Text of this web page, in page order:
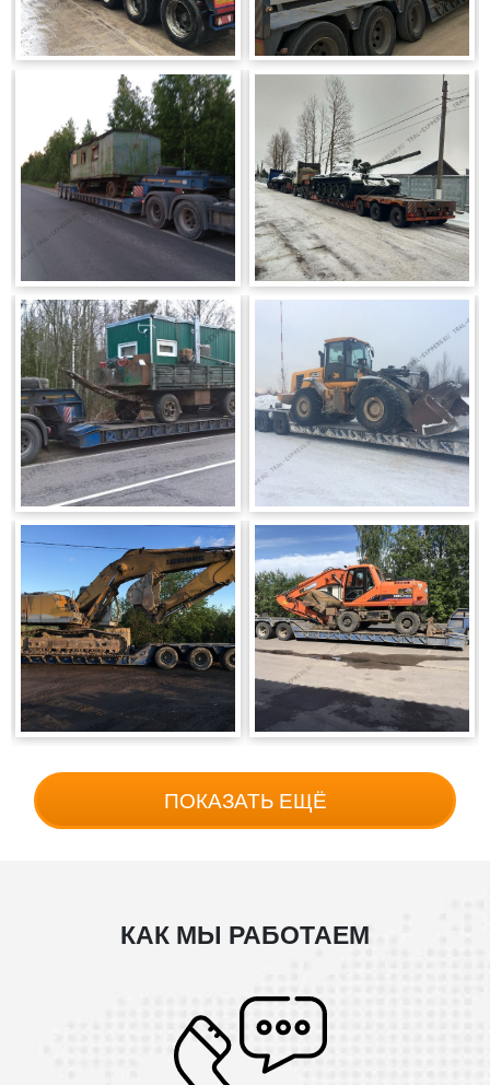
ПОКАЗАТЬ ЕЩЁ
КАК МЫ РАБОТАЕМ